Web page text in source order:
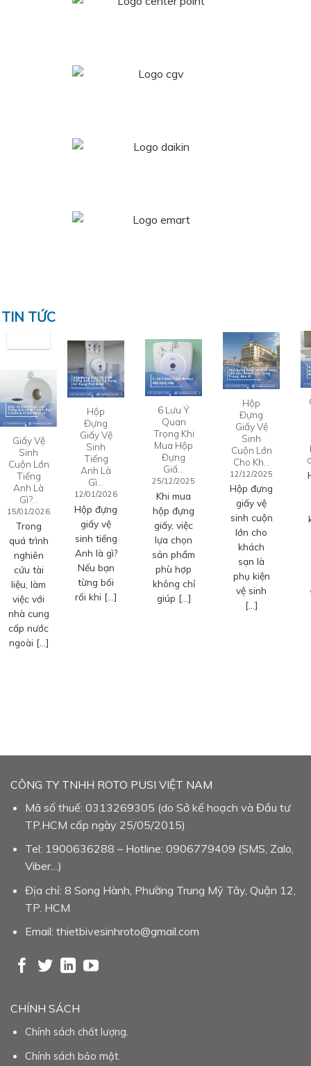
TIN TỨC
Giấy Vệ
Sinh
Cuộn Lớn
Tiếng
Anh Là
Gì?…
15/01/2026
Trong
quá trình
nghiên
cứu tài
liệu, làm
việc với
nhà cung
cấp nước
ngoài […]
Hộp
Đựng
Giấy Vệ
Sinh
Tiếng
Anh Là
Gì…
12/01/2026
Hộp đựng
giấy vệ
sinh tiếng
Anh là gì?
Nếu bạn
từng bối
rối khi […]
6 Lưu Ý
Quan
Trọng Khi
Mua Hộp
Đựng
Giấ…
25/12/2025
Khi mua
hộp đựng
giấy, việc
lựa chọn
sản phẩm
phù hợp
không chỉ
giúp […]
Hộp
Đựng
Giấy Vệ
Sinh
Cuộn Lớn
Cho Kh…
12/12/2025
Hộp đựng
giấy vệ
sinh cuộn
lớn cho
khách
sạn là
phụ kiện
vệ sinh
[…]
CÔNG TY TNHH ROTO PUSI VIỆT NAM
Mã số thuế: 0313269305 (do Sở kế hoạch và Đầu tư
TP.HCM cấp ngày 25/05/2015)
Tel: 1900636288 – Hotline: 0906779409 (SMS, Zalo,
Viber…)
Địa chỉ: 8 Song Hành, Phường Trung Mỹ Tây, Quận 12,
TP. HCM
Email: thietbivesinhroto@gmail.com
CHÍNH SÁCH
Chính sách chất lượng.
Chính sách bảo mật.